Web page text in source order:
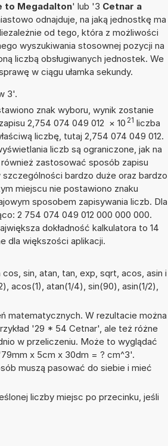
to Megadalton' lub '3 Cetnar a
odnajduje, na jaką jednostkę ma
od tego, która z możliwości
wyszukiwania stosownej pozycji na
liczbą obsługiwanych jednostek. We
w ciągu ułamka sekundy.
3'.
znak wyboru, wynik zostanie
2,754 074 049 012 × 10 21 liczba
liczbę, tutaj 2,754 074 049 012.
liczb są ograniczone, jak na
zastosować sposób zapisu
bardzo duże oraz bardzo
miejscu nie postawiono znaku
sposobem zapisywania liczb. Dla
2 754 074 049 012 000 000 000.
dokładność kalkulatora to 14
dla większości aplikacji.
sin, atan, tan, exp, sqrt, acos, asin i
acos(1), atan(1/4), sin(90), asin(1/2),
matematycznych. W rezultacie można
'29 * 54 Cetnar', ale też różne
w przeliczeniu. Może to wyglądać
x 5cm x 30dm = ? cm^3'.
muszą pasować do siebie i mieć
liczby miejsc po przecinku, jeśli